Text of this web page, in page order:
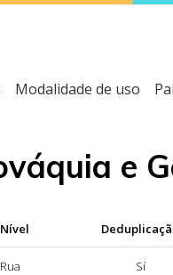
Modalidade de uso
e
Nível
Rua Sí